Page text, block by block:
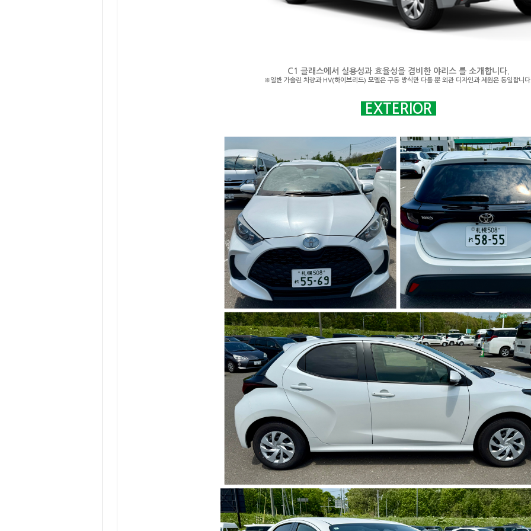
C1 클래스에서 실용성과 효율성을 겸비한 야리스 를 소개합니다.
※일반 가솔린 차량과 HV(하이브리드) 모델은 구동 방식만 다를 뿐 외관 디자인과 제원은 동일합니
EXTERIOR